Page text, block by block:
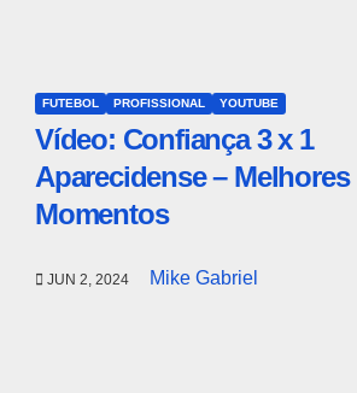
FUTEBOL PROFISSIONAL YOUTUBE
Vídeo: Confiança 3 x 1
Aparecidense – Melhores
Momentos
JUN 2, 2024 Mike Gabriel